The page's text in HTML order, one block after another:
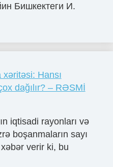
Бишкектеги И.
Hansı
dağılır? – RƏSMİ
iqtisadi rayonları və
boşanmaların sayı
verir ki, bu